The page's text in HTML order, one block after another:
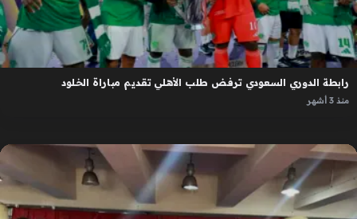
رابطة الدوري السعودي ترفض طلب الأهلي تقديم مباراة الخلود
منذ 3 أشهر